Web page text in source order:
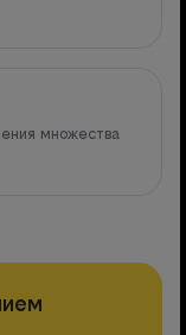
множества